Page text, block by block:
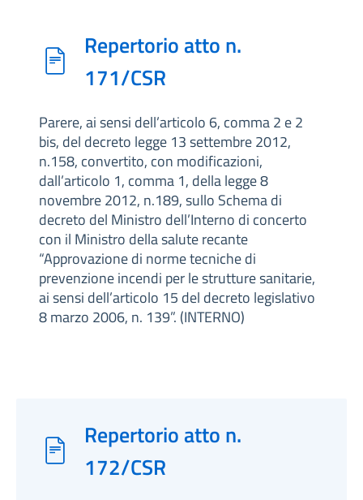
Repertorio atto n.
171/CSR
Parere, ai sensi dell’articolo 6, comma 2 e 2
bis, del decreto legge 13 settembre 2012,
n.158, convertito, con modificazioni,
dall’articolo 1, comma 1, della legge 8
novembre 2012, n.189, sullo Schema di
decreto del Ministro dell’Interno di concerto
con il Ministro della salute recante
“Approvazione di norme tecniche di
prevenzione incendi per le strutture sanitarie,
ai sensi dell’articolo 15 del decreto legislativo
8 marzo 2006, n. 139”. (INTERNO)
Repertorio atto n.
172/CSR